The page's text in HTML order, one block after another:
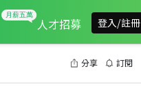
人才招募 登入/註冊
分享 訂閱